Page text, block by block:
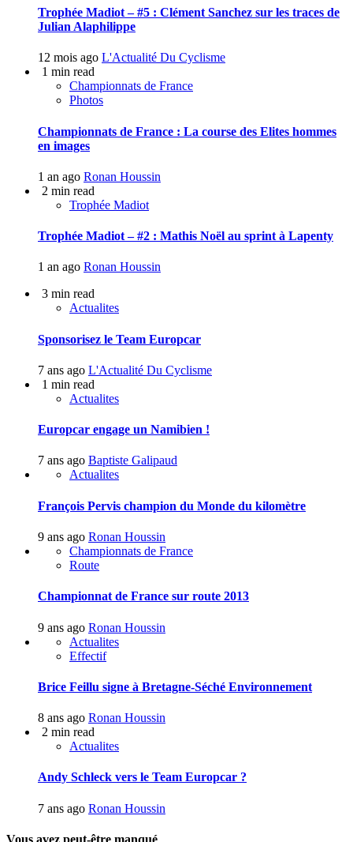
Trophée Madiot – #5 : Clément Sanchez sur les traces de
Julian Alaphilippe
12 mois ago L'Actualité Du Cyclisme
1 min read
Championnats de France
Photos
Championnats de France : La course des Elites hommes
en images
1 an ago Ronan Houssin
2 min read
Trophée Madiot
Trophée Madiot – #2 : Mathis Noël au sprint à Lapenty
1 an ago Ronan Houssin
3 min read
Actualites
Sponsorisez le Team Europcar
7 ans ago L'Actualité Du Cyclisme
1 min read
Actualites
Europcar engage un Namibien !
7 ans ago Baptiste Galipaud
Actualites
François Pervis champion du Monde du kilomètre
9 ans ago Ronan Houssin
Championnats de France
Route
Championnat de France sur route 2013
9 ans ago Ronan Houssin
Actualites
Effectif
Brice Feillu signe à Bretagne-Séché Environnement
8 ans ago Ronan Houssin
2 min read
Actualites
Andy Schleck vers le Team Europcar ?
7 ans ago Ronan Houssin
Vous avez peut-être manqué